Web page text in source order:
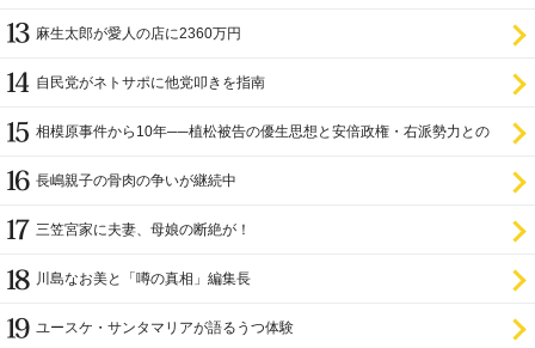
麻生太郎が愛人の店に2360万円
自民党がネトサポに他党叩きを指南
相模原事件から10年──植松被告の優生思想と安倍政権・右派勢力との
長嶋親子の骨肉の争いが継続中
三笠宮家に夫妻、母娘の断絶が！
川島なお美と「噂の真相」編集長
ユースケ・サンタマリアが語るうつ体験